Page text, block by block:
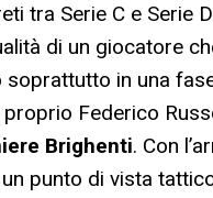
tra Serie C e Serie
di un giocatore
in una
Federico
Brighenti. Con
punto di vista